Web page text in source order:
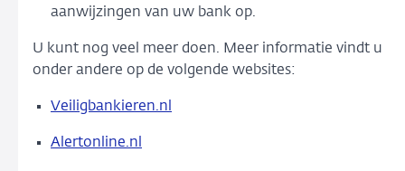
aanwijzingen van uw bank op.
U kunt nog veel meer doen. Meer informatie vindt u
onder andere op de volgende websites:
Veiligbankieren.nl
Alertonline.nl